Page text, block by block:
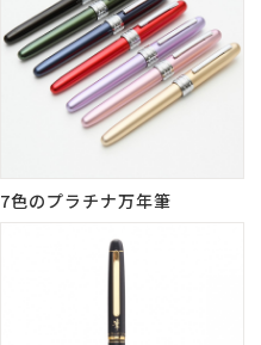
7色のプラチナ万年筆